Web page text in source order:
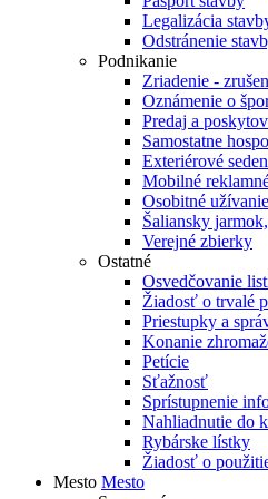
Legalizácia
Odstránenie
Podnikanie
Zriadenie -
Oznámenie o
Predaj a
Samostatne
Exteriérové
Mobilné
Osobitné
Šaliansky
Verejné zbierky
Ostatné
Osvedčovanie
Žiadosť o trvalé
Priestupky a
Konanie
Petície
Sťažnosť
Sprístupnenie
Nahliadnutie do
Rybárske lístky
Žiadosť o
Mesto Mesto